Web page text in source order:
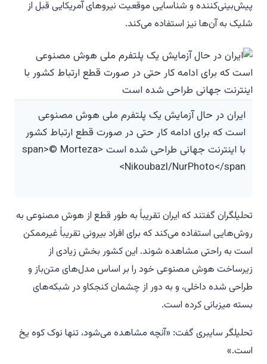
پیش‌بینی‌کننده و شناسایی موقعیت نیروهای آمریکایی قبل از
شلیک به آن‌ها نیز استفاده می‌کند.
ایران در حال آزمایش یک پلتفرم ملی هوش مصنوعی
است که برای ادامه کار حتی در صورت قطع ارتباط کشور
با اینترنت جهانی طراحی شده است <span>© Morteza
Nikoubazl/NurPhoto</span>
تحلیلگران گفتند که ایران تقریباً به طور قطع از هوش مصنوعی به
روش‌هایی استفاده می‌کند که برای افراد بیرونی تقریباً غیرممکن
است به راحتی مشاهده شوند. این کشور بخش زیادی از
زیرساخت هوش مصنوعی خود را بر اساس مدل‌های متن‌باز و
طراحی شده داخلی، و به دور از چشمان کنجکاو در شبکه‌های
بسته میزبانی کرده است.
تحلیلگر سایبری گفت: «آنچه مشاهده می‌شود، تنها نوک کوه یخ
است.»